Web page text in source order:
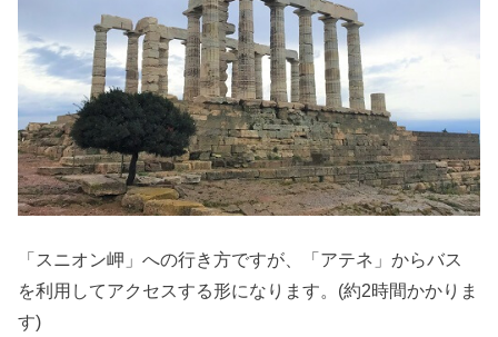
「スニオン岬」への行き方ですが、「アテネ」からバス
を利用してアクセスする形になります。(約2時間かかりま
す)